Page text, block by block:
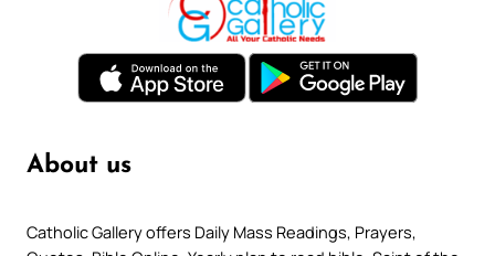
About us
Catholic Gallery offers Daily Mass Readings, Prayers,